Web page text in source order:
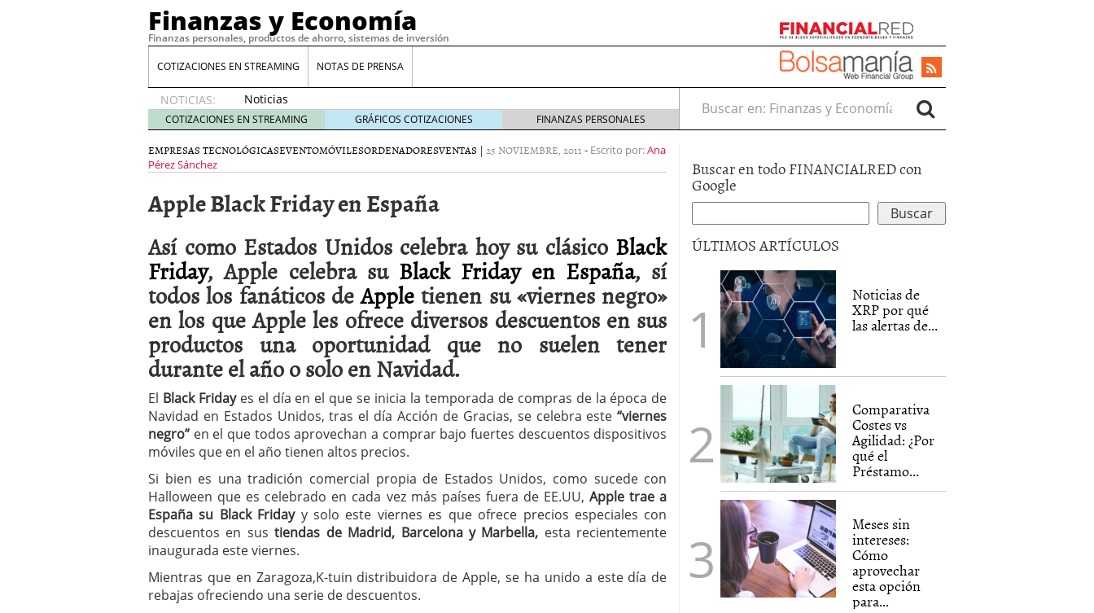
Finanzas y Economía
Finanzas personales, productos de ahorro, sistemas de inversión
COTIZACIONES EN STREAMING NOTAS DE PRENSA
NOTICIAS:
Noticias
de XRP
por qué
las
whales
suelen
tarde 16
de abril
de 2026
Comparativa Costes vs Agilidad: ¿Por qué el Préstamo Promotor privado
acelera la rentabilidad? 12 de diciembre de 2025
Meses sin intereses: Cómo aprovechar esta opción para gestionar tus
compras 24 de noviembre de 2025
Planificar tu herencia también es una decisión financiera: cómo anticiparte
a los costes 21 de noviembre de 2025
¿Cuánto cuesta un software punto de venta? 3 de octubre de 2025
COTIZACIONES EN STREAMING GRÁFICOS COTIZACIONES FINANZAS PERSONALES
Buscar en:
EMPRESAS TECNOLÓGICASEVENTOMÓVILESORDENADORESVENTAS | 25 NOVIEMBRE, 2011 - Escrito por:Ana
Pérez Sánchez
Apple Black Friday en España
Así como Estados Unidos celebra hoy su clásico Black
Friday, Apple celebra su Black Friday en España, sí
todos los fanáticos deAppletienen su «viernes negro»
en los que Apple les ofrece diversos descuentos en sus
productos una oportunidad que no suelen tener
durante el año o solo en Navidad.
El Black Fridayes el día en el que se inicia la temporada de compras de la época de
Navidad en Estados Unidos, tras el día Acción de Gracias, se celebra este“viernes
negro” en el que todos aprovechan a comprar bajo fuertes descuentos dispositivos
móviles que en el año tienen altos precios.
Si bien es una tradición comercial propia de Estados Unidos, como sucede con
Halloween que es celebrado en cada vez más países fuera de EE.UU,Apple trae a
España su Black Fridayy solo este viernes es que ofrece precios especiales con
descuentos en sus tiendas de Madrid, Barcelona y Marbella, esta recientemente
inaugurada este viernes.
Mientras que en Zaragoza,K-tuin distribuidora de Apple, se ha unido a este día de
rebajas ofreciendo una serie de descuentos.
Buscar en todo FINANCIALRED con
Google
ÚLTIMOS ARTÍCULOS
Noticias de
XRP por qué
las alertas de...
Comparativa
Costes vs
Agilidad: ¿Por
qué el
Préstamo...
Meses sin
intereses:
Cómo
aprovechar
esta opción
para...